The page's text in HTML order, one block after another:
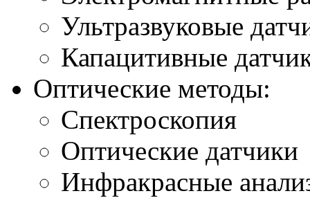
Ультразвуковые
Капацитивные
Оптические методы:
Спектроскопия
Оптические датчики
Инфракрасные